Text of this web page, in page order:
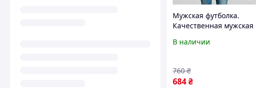
Мужская футболка.
Качественная мужская
Nirvana. Нирвана
В наличии
684₴
760 ₴